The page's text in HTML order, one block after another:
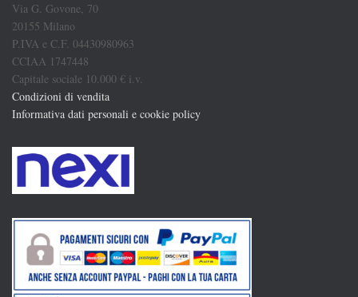
Via G. Govone, 70
20155 Milano
P.IVA e C.F. 04430980963
CCIAA 1747448
Capitale sociale 10.000 € i.v.
Condizioni di vendita
Informativa dati personali e cookie policy